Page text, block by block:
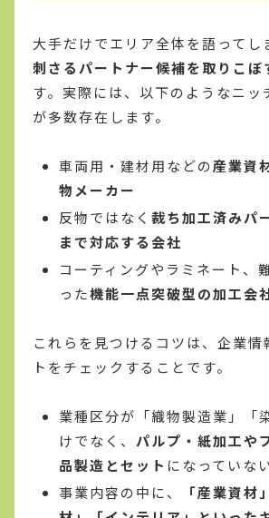
大手だけでエリア全体を語ってし
刺さるパートナー候補を取りこぼ
す。実際には、以下のようなニッ
が多数存在します。
車両用・建材用などの産業資
物メーカー
反物ではなく 裁ち加工済みパ
まで対応する会社
コーティングやラミネート、
った機能一点突破型の加工会
これらを見つけるコツは、企業情
トをチェックすることです。
業種区分が「織物製造業」「
けでなく、 パルプ・紙加工や
品製造とセット になっていな
事業内容の中に、
「産業資材